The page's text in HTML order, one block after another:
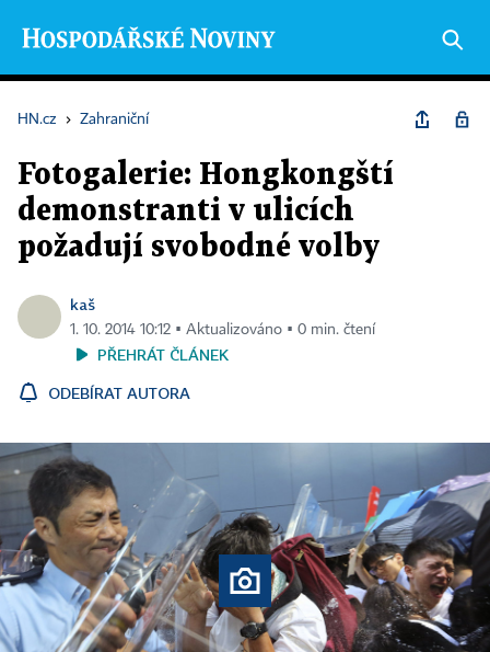
HN.cz › Zahraniční
Fotogalerie: Hongkongští
demonstranti v ulicích
požadují svobodné volby
kaš
1. 10. 2014 10:12 ▪ Aktualizováno ▪ 0 min. čtení
PŘEHRÁT ČLÁNEK
ODEBÍRAT AUTORA